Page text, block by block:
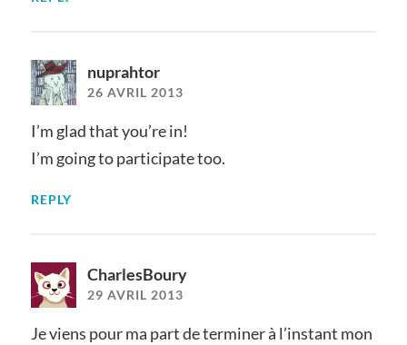
nuprahtor
26 AVRIL 2013
I’m glad that you’re in!
I’m going to participate too.
REPLY
CharlesBoury
29 AVRIL 2013
Je viens pour ma part de terminer à l’instant mon